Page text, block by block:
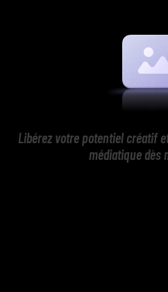
Libérez votre potentiel créatif
médiatique dès